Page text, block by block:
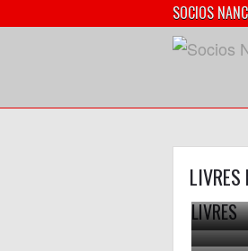
SOCIOS
LIVRES
LIVRES